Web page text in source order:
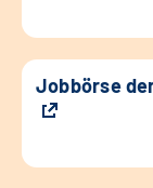
Jobbörse